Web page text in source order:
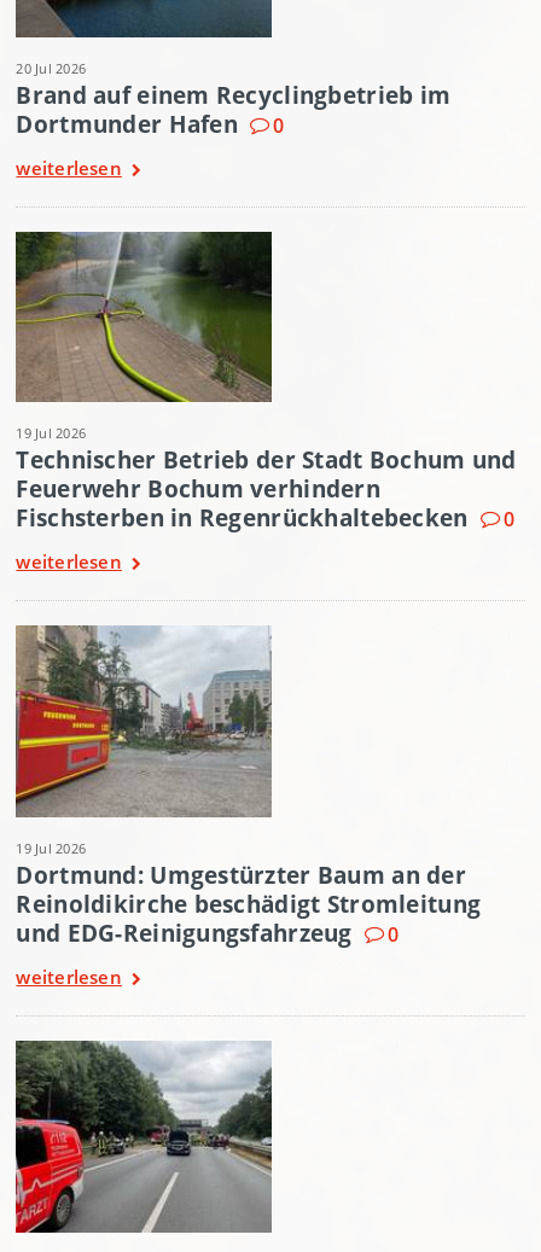
20 Jul 2026
Brand auf einem Recyclingbetrieb im
Dortmunder Hafen
0
weiterlesen
19 Jul 2026
Technischer Betrieb der Stadt Bochum und
Feuerwehr Bochum verhindern
Fischsterben in Regenrückhaltebecken
0
weiterlesen
19 Jul 2026
Dortmund: Umgestürzter Baum an der
Reinoldikirche beschädigt Stromleitung
und EDG-Reinigungsfahrzeug
0
weiterlesen